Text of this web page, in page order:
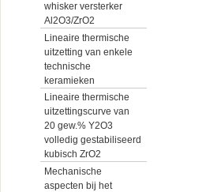
whisker versterker
Al2O3/ZrO2
Lineaire thermische
uitzetting van enkele
technische
keramieken
Lineaire thermische
uitzettingscurve van
20 gew.% Y2O3
volledig gestabiliseerd
kubisch ZrO2
Mechanische
aspecten bij het